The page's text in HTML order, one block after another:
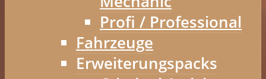
Profi / Professional
Fahrzeuge
Erweiterungspacks